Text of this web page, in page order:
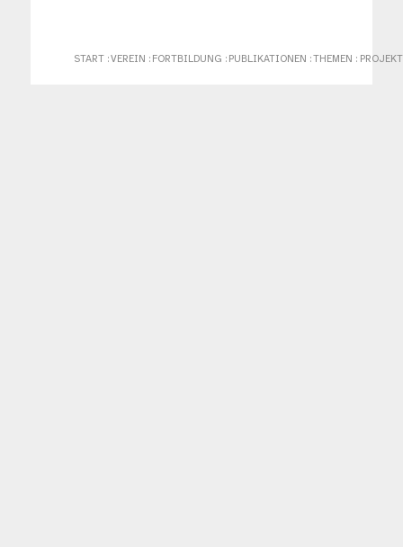
START : VEREIN : FORTBILDUNG : PUBLIKATIONEN : THEMEN :